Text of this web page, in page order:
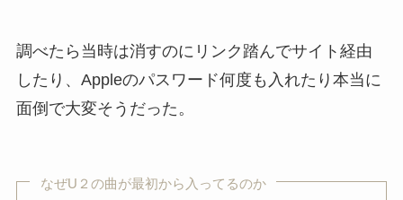
調べたら当時は消すのにリンク踏んでサイト経由
したり、Appleのパスワード何度も入れたり本当に
面倒で大変そうだった。
なぜU２の曲が最初から入ってるのか